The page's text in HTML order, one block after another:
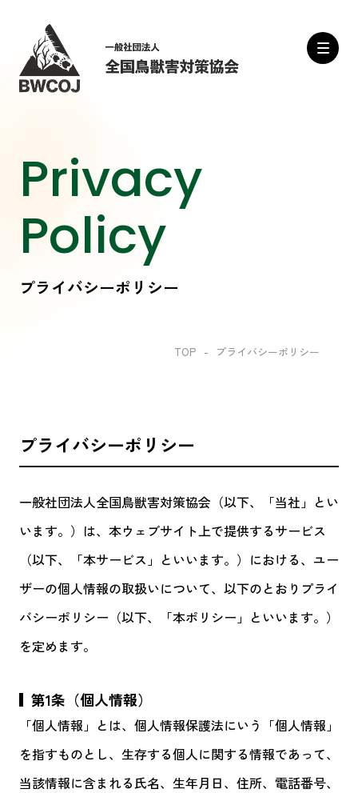
Privacy
Policy
プライバシーポリシー
TOP プライバシーポリシー
プライバシーポリシー
一般社団法人全国鳥獣害対策協会（以下、「当社」とい
います。）は、本ウェブサイト上で提供するサービス
（以下、「本サービス」といいます。）における、ユー
ザーの個人情報の取扱いについて、以下のとおりプライ
バシーポリシー（以下、「本ポリシー」といいます。）
を定めます。
第1条（個人情報）
「個人情報」とは、個人情報保護法にいう「個人情報」
を指すものとし、生存する個人に関する情報であって、
当該情報に含まれる氏名、生年月日、住所、電話番号、